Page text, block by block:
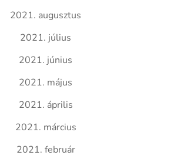
2021. augusztus
2021. július
2021. június
2021. május
2021. április
2021. március
2021. február